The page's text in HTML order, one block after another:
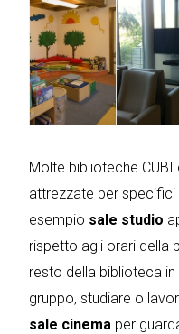
Molte biblioteche
attrezzate per specifici
esempio sale studio
rispetto agli orari della
resto della biblioteca
gruppo, studiare o
sale cinema per